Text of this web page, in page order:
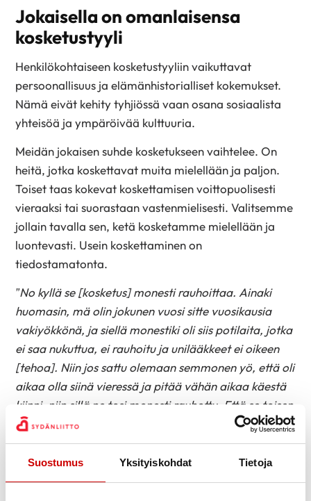
Suostumus Yksityiskohdat Tietoja
Jokaisella on omanlaisensa
kosketustyyli
Henkilökohtaiseen kosketustyyliin vaikuttavat
persoonallisuus ja elämänhistorialliset kokemukset.
Nämä eivät kehity tyhjiössä vaan osana sosiaalista
yhteisöä ja ympäröivää kulttuuria.
Meidän jokaisen suhde kosketukseen vaihtelee. On
heitä, jotka koskettavat muita mielellään ja paljon.
Toiset taas kokevat koskettamisen voittopuolisesti
vieraaksi tai suorastaan vastenmielisesti. Valitsemme
jollain tavalla sen, ketä kosketamme mielellään ja
luontevasti. Usein koskettaminen on
tiedostamatonta.
”No kyllä se [kosketus] monesti rauhoittaa. Ainaki
huomasin, mä olin jokunen vuosi sitte vuosikausia
vakiyökkönä, ja siellä monestiki oli siis potilaita, jotka
ei saa nukuttua, ei rauhoitu ja unilääkkeet ei oikeen
[tehoa]. Niin jos sattu olemaan semmonen yö, että oli
aikaa olla siinä vieressä ja pitää vähän aikaa käestä
kiinni, niin sillä ne tosi monesti rauhottu. Että se toisen
läsnäolo, niin kyllä se varmasti [tuo] sellasta hyvää
oloa, turvallisuuta. Ja just se, kun me ihmiset ollaan
laumaeläimiä, niin me tarvitaan sitä toista ihmistä.”